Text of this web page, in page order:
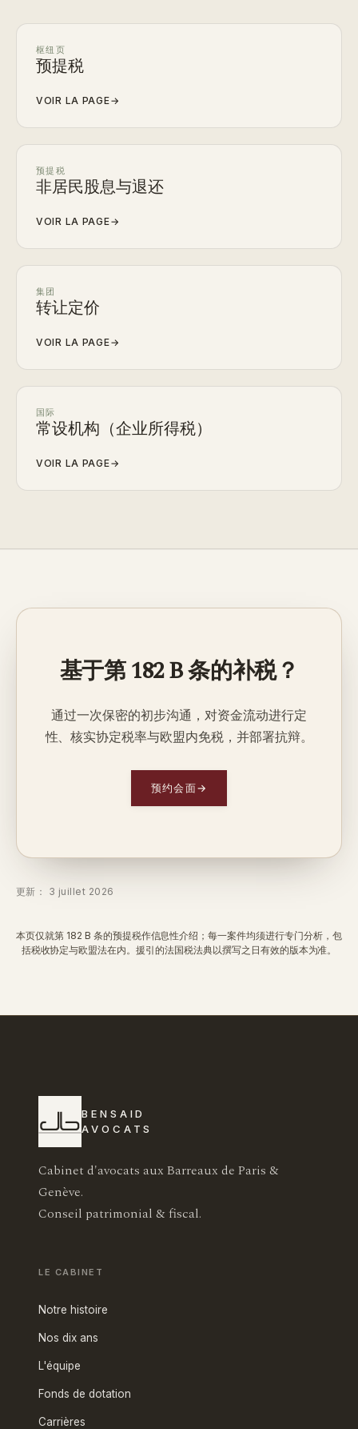
枢纽页
预提税
VOIR LA PAGE→
预提税
非居民股息与退还
VOIR LA PAGE→
集团
转让定价
VOIR LA PAGE→
国际
常设机构（企业所得税）
VOIR LA PAGE→
基于第 182 B 条的补税？
通过一次保密的初步沟通，对资金流动进行定
性、核实协定税率与欧盟内免税，并部署抗辩。
预约会面→
更新： 3 juillet 2026
本页仅就第 182 B 条的预提税作信息性介绍；每一案件均须进行专门分析，包
括税收协定与欧盟法在内。援引的法国税法典以撰写之日有效的版本为准。
BENSAID
AVOCATS
Cabinet d'avocats aux Barreaux de Paris &
Genève.
Conseil patrimonial & fiscal.
LE CABINET
Notre histoire
Nos dix ans
L'équipe
Fonds de dotation
Carrières